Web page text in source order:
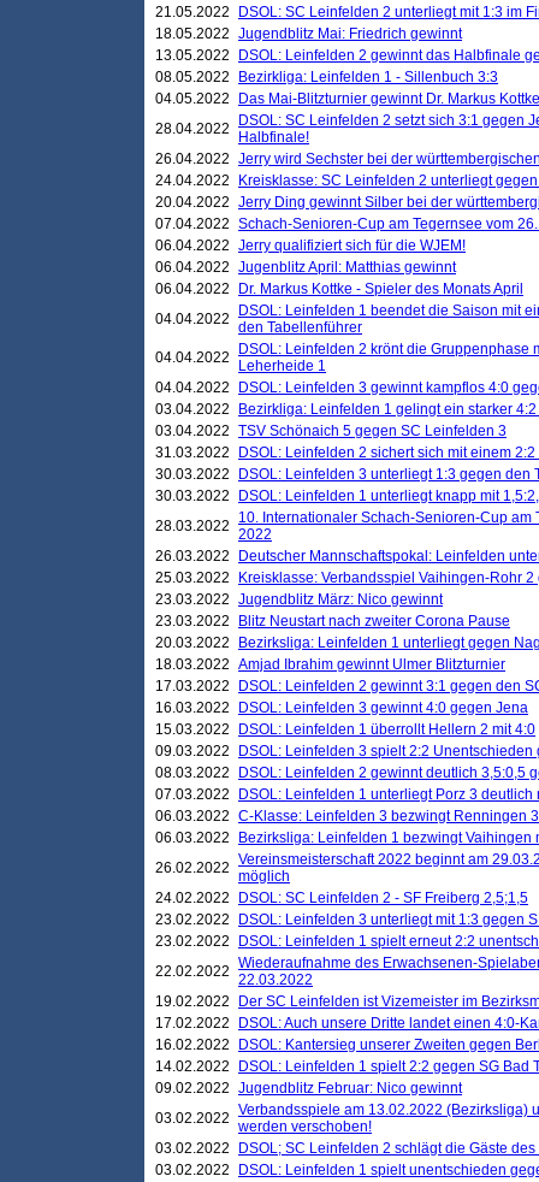
21.05.2022
DSOL: SC Leinfelden 2 unterliegt mit 1:3 im
18.05.2022 Jugendblitz Mai: Friedrich gewinnt
13.05.2022
DSOL: Leinfelden 2 gewinnt das Halbfinale
08.05.2022
Bezirkliga: Leinfelden 1 - Sillenbuch 3:3
04.05.2022
Das Mai-Blitzturnier gewinnt Dr. Markus
28.04.2022
DSOL: SC Leinfelden 2 setzt sich 3:1 gegen
Halbfinale!
26.04.2022 Jerry wird Sechster bei der
24.04.2022
Kreisklasse: SC Leinfelden 2 unterliegt
20.04.2022 Jerry Ding gewinnt Silber bei der
07.04.2022 Schach-Senioren-Cup am Tegernsee vom
06.04.2022 Jerry qualifiziert sich für die WJEM!
06.04.2022 Jugenblitz April: Matthias gewinnt
06.04.2022
Dr. Markus Kottke - Spieler des Monats April
04.04.2022
DSOL: Leinfelden 1 beendet die Saison mit
den Tabellenführer
04.04.2022
DSOL: Leinfelden 2 krönt die Gruppenphase
Leherheide 1
04.04.2022
DSOL: Leinfelden 3 gewinnt kampflos 4:0
03.04.2022
Bezirkliga: Leinfelden 1 gelingt ein starker
03.04.2022 TSV Schönaich 5 gegen SC Leinfelden 3
31.03.2022
DSOL: Leinfelden 2 sichert sich mit einem
30.03.2022
DSOL: Leinfelden 3 unterliegt 1:3 gegen den
30.03.2022
DSOL: Leinfelden 1 unterliegt knapp mit
28.03.2022
10. Internationaler Schach-Senioren-Cup am
2022
26.03.2022
Deutscher Mannschaftspokal: Leinfelden
25.03.2022
Kreisklasse: Verbandsspiel Vaihingen-Rohr
23.03.2022 Jugendblitz März: Nico gewinnt
23.03.2022
Blitz Neustart nach zweiter Corona Pause
20.03.2022
Bezirksliga: Leinfelden 1 unterliegt gegen
18.03.2022 Amjad Ibrahim gewinnt Ulmer Blitzturnier
17.03.2022
DSOL: Leinfelden 2 gewinnt 3:1 gegen den
16.03.2022
DSOL: Leinfelden 3 gewinnt 4:0 gegen Jena
15.03.2022
DSOL: Leinfelden 1 überrollt Hellern 2 mit 4:0
09.03.2022
DSOL: Leinfelden 3 spielt 2:2 Unentschieden
08.03.2022
DSOL: Leinfelden 2 gewinnt deutlich 3,5:0,5
07.03.2022
DSOL: Leinfelden 1 unterliegt Porz 3 deutlich
06.03.2022 C-Klasse: Leinfelden 3 bezwingt Renningen
06.03.2022
Bezirksliga: Leinfelden 1 bezwingt Vaihingen
26.02.2022 Vereinsmeisterschaft 2022 beginnt am
möglich
24.02.2022
DSOL: SC Leinfelden 2 - SF Freiberg 2,5;1,5
23.02.2022
DSOL: Leinfelden 3 unterliegt mit 1:3 gegen
23.02.2022
DSOL: Leinfelden 1 spielt erneut 2:2
22.02.2022 Wiederaufnahme des Erwachsenen-
22.03.2022
19.02.2022
Der SC Leinfelden ist Vizemeister im
17.02.2022
DSOL: Auch unsere Dritte landet einen 4:0-
16.02.2022
DSOL: Kantersieg unserer Zweiten gegen
14.02.2022
DSOL: Leinfelden 1 spielt 2:2 gegen SG Bad
09.02.2022 Jugendblitz Februar: Nico gewinnt
03.02.2022 Verbandsspiele am 13.02.2022 (Bezirksliga)
werden verschoben!
03.02.2022
DSOL; SC Leinfelden 2 schlägt die Gäste
03.02.2022
DSOL: Leinfelden 1 spielt unentschieden